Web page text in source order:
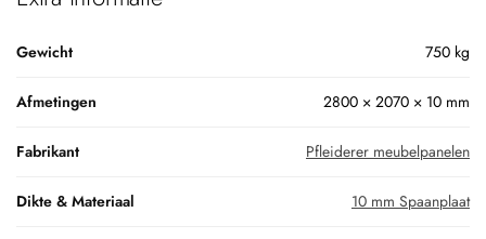
Gewicht 750 kg
Afmetingen 2800 × 2070 × 10 mm
Fabrikant Pfleiderer meubelpanelen
Dikte & Materiaal 10 mm Spaanplaat